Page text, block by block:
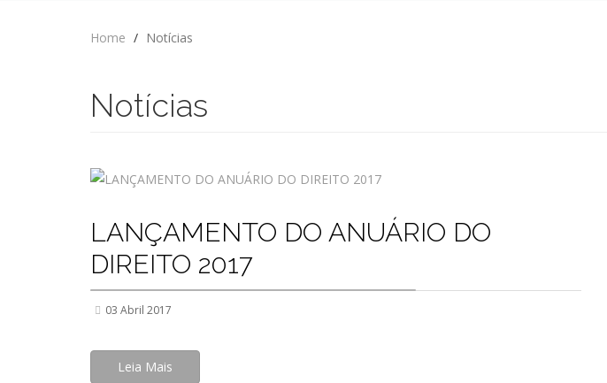
Home / Notícias
Notícias
LANÇAMENTO DO ANUÁRIO DO
DIREITO 2017
03 Abril 2017
Leia Mais